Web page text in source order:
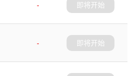
-
即将开始
-
即将开始